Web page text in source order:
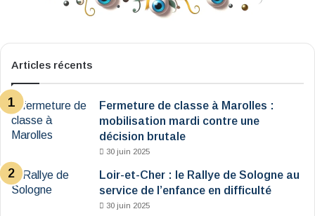
Articles récents
Fermeture de classe à Marolles :
mobilisation mardi contre une
décision brutale
30 juin 2025
Loir-et-Cher : le Rallye de Sologne au
service de l’enfance en difficulté
30 juin 2025